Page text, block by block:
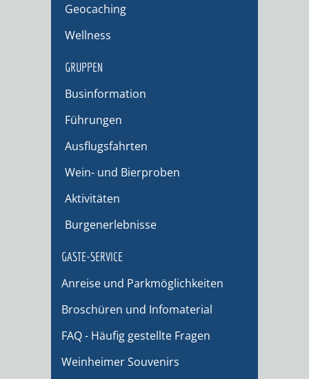
Geocaching
Wellness
GRUPPEN
Businformation
Führungen
Ausflugsfahrten
Wein- und Bierproben
Aktivitäten
Burgenerlebnisse
GÄSTE-SERVICE
Anreise und Parkmöglichkeiten
Broschüren und Infomaterial
FAQ - Häufig gestellte Fragen
Weinheimer Souvenirs